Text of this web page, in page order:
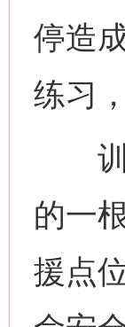
停造
练习
训
的一
援点